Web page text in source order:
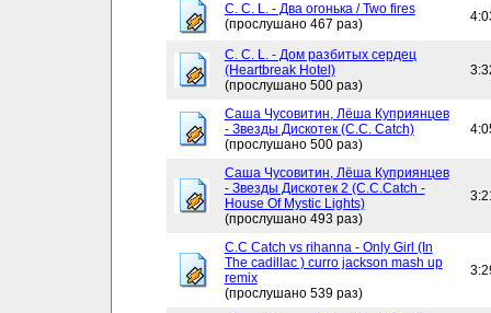
C. C. L. - Два огонька / Two fires
(прослушано 467 раз)
C. C. L. - Дом разбитых сердец
(Heartbreak Hotel)
(прослушано 500 раз)
Саша Чусовитин, Лёша Куприянцев
- Звезды Дискотек (C.C. Catch)
(прослушано 500 раз)
Саша Чусовитин, Лёша Куприянцев
- Звезды Дискотек 2 (C.C.Catch -
House Of Mystic Lights)
(прослушано 493 раз)
C.C Catch vs rihanna - Only Girl (In
The cadillac ) curro jackson mash up
remix
(прослушано 539 раз)